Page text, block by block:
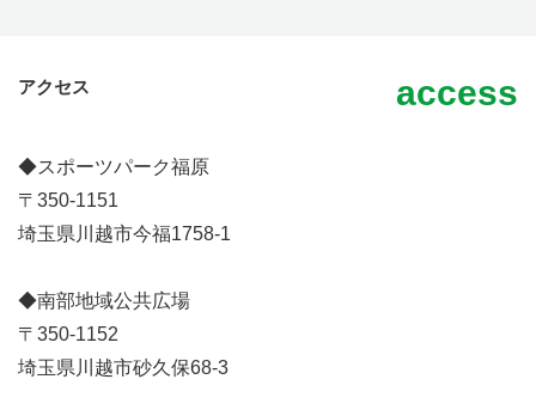
アクセス access
◆スポーツパーク福原
〒350-1151
埼玉県川越市今福1758-1
◆南部地域公共広場
〒350-1152
埼玉県川越市砂久保68-3